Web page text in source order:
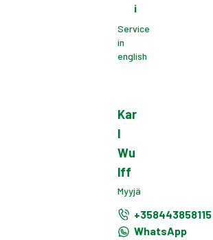
i
Service
in
english
Kar
l
Wu
lff
Myyjä
+358443858115
WhatsApp